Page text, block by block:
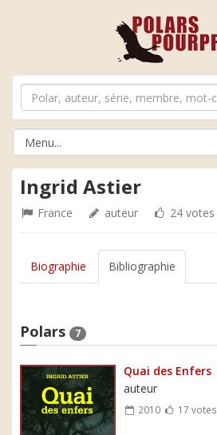
Ingrid Astier
France auteur 24 votes
Biographie Bibliographie
Polars 7
Quai des Enfers
auteur
2010 17 votes